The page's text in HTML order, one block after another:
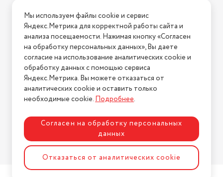
Условия возврата
Нашли ошибку на сайте? Напишите нам
2026 © Интернет-магазин "АстМаркет". У нас есть всё!
Политика конфиденциальности
Разработка сайтаASTDESIGN
Мы используем файлы cookie и сервис
Яндекс.Метрика для корректной работы сайта и
анализа посещаемости. Нажимая кнопку «Согласен
на обработку персональных данных», Вы даете
согласие на использование аналитических cookie и
обработку данных с помощью сервиса
Яндекс.Метрика. Вы можете отказаться от
аналитических cookie и оставить только
необходимые cookie.Подробнее.
Согласен на обработку персональных
данных
Отказаться от аналитических cookie